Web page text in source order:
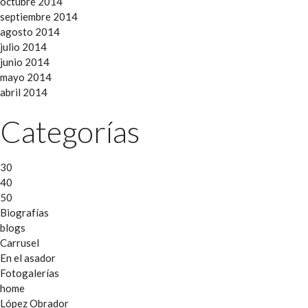
septiembre 2014
agosto 2014
julio 2014
junio 2014
mayo 2014
abril 2014
Categorías
30
40
50
Biografías
blogs
Carrusel
En el asador
Fotogalerías
home
López Obrador